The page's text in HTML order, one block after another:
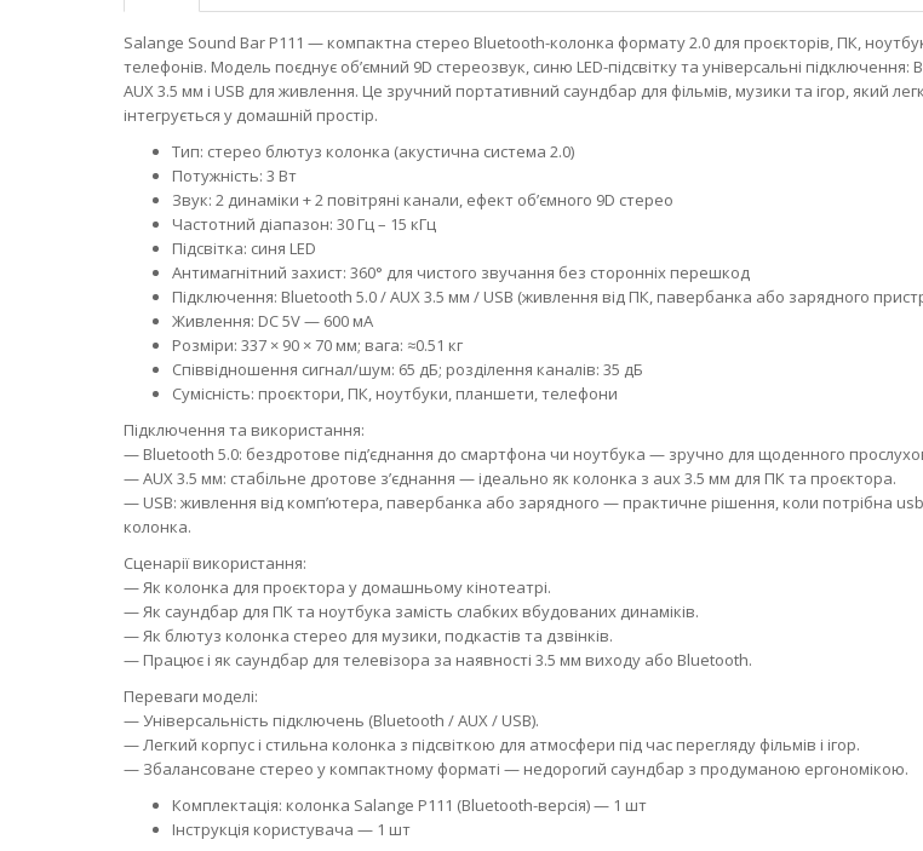
Salange Sound Bar P111 — компактна стерео Bluetooth-колонка формату 2.0 для проєкторів, ПК,
телефонів. Модель поєднує об’ємний 9D стереозвук, синю LED-підсвітку та універсальні підключення:
AUX 3.5 мм і USB для живлення. Це зручний портативний саундбар для фільмів, музики та ігор, який
інтегрується у домашній простір.
Тип: стерео блютуз колонка (акустична система 2.0)
Потужність: 3 Вт
Звук: 2 динаміки + 2 повітряні канали, ефект об’ємного 9D стерео
Частотний діапазон: 30 Гц – 15 кГц
Підсвітка: синя LED
Антимагнітний захист: 360° для чистого звучання без сторонніх перешкод
Підключення: Bluetooth 5.0 / AUX 3.5 мм / USB (живлення від ПК, павербанка або зарядного
Живлення: DC 5V — 600 мА
Розміри: 337 × 90 × 70 мм; вага: ≈0.51 кг
Співвідношення сигнал/шум: 65 дБ; розділення каналів: 35 дБ
Сумісність: проєктори, ПК, ноутбуки, планшети, телефони
Підключення та використання:
— Bluetooth 5.0: бездротове під’єднання до смартфона чи ноутбука — зручно для щоденного
— AUX 3.5 мм: стабільне дротове з’єднання — ідеально як колонка з aux 3.5 мм для ПК та проєктора.
— USB: живлення від комп’ютера, павербанка або зарядного — практичне рішення, коли потрібна
колонка.
Сценарії використання:
— Як колонка для проєктора у домашньому кінотеатрі.
— Як саундбар для ПК та ноутбука замість слабких вбудованих динаміків.
— Як блютуз колонка стерео для музики, подкастів та дзвінків.
— Працює і як саундбар для телевізора за наявності 3.5 мм виходу або Bluetooth.
Переваги моделі:
— Універсальність підключень (Bluetooth / AUX / USB).
— Легкий корпус і стильна колонка з підсвіткою для атмосфери під час перегляду фільмів і ігор.
— Збалансоване стерео у компактному форматі — недорогий саундбар з продуманою ергономікою.
Комплектація: колонка Salange P111 (Bluetooth-версія) — 1 шт
Інструкція користувача — 1 шт